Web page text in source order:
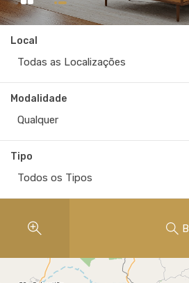
Local
Todas as Localizações
Modalidade
Qualquer
Tipo
Todos os Tipos